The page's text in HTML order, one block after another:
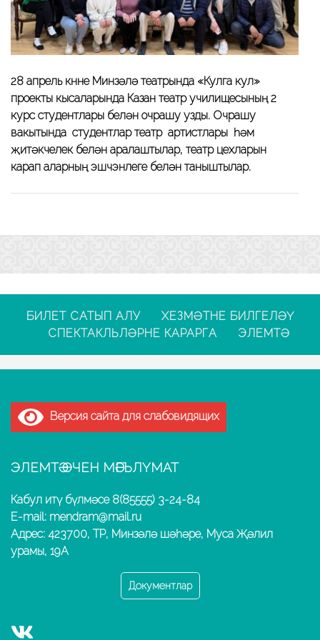
28 апрель көнне Минзәлә театрында «Кулга кул»
проекты кысаларында Казан театр училищесының 2
курс студентлары белән очрашу узды. Очрашу
вакытында студентлар театр артистлары һәм
җитәкчелек белән аралаштылар, театр цехларын
карап аларның эшчэнлеге белән таныштылар.
БИЛЕТ САТЫП АЛУ
ХЕЗМӘТНЕ БИЛГЕЛӘҮ
СПЕКТАКЛЬЛӘРНЕ КАРАРГА
ЭЛЕМТӘ
Версия сайта для слабовидящих
ЭЛЕМТӘ ӨЧЕН МӘГЪЛҮМАТ
Кабул итү бүлмәсе 8(85555) 3-24-84
E-mail: mendram@mail.ru
Адрес: 423700, ТР, Минзәлә шәһәре, Муса Җәлил
урамы, 19А
Документлар